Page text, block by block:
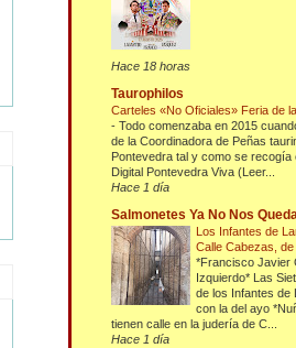
Hace 18 horas
Taurophilos
Carteles «No Oficiales» Feria de
-Todo comenzaba en 2015
de la Coordinadora de Peñas
Pontevedra tal y como se recogía
Digital Pontevedra Viva (Leer...
Hace 1 día
Salmonetes Ya No Nos
Los Infantes de
Calle Cabezas,
*Francisco Javier
Izquierdo* Las
de los Infantes de
con la del ayo
tienen calle en la judería de C...
Hace 1 día